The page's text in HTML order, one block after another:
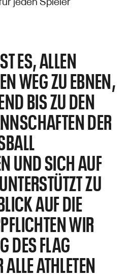
ES, ALLEN
WEG ZU EBNEN,
BIS ZU DEN
DER
UND SICH AUF
ZU
AUF DIE
WIR
DES FLAG
ATHLETEN